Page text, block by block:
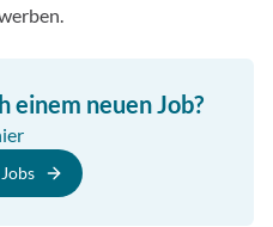
einem neuen Job?